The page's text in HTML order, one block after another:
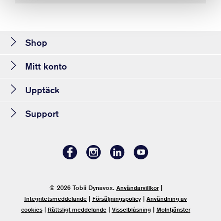
Shop
Mitt konto
Upptäck
Support
© 2026 Tobii Dynavox. Användarvillkor|
Integritetsmeddelande | Försäljningspolicy | Användning av
cookies| Rättsligt meddelande| Visselblåsning| Molntjänster